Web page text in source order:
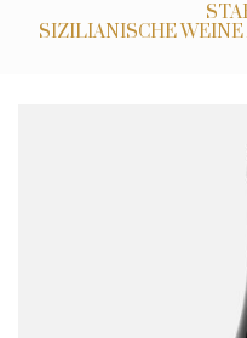
SIZILIANISCHE